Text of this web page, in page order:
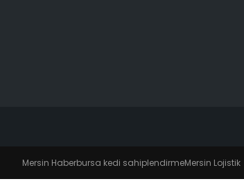
Mersin Haberbursa kedi sahiplendirmeMersin Lojistik